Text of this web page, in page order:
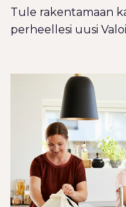
Tule rakentamaan
perheellesi uusi